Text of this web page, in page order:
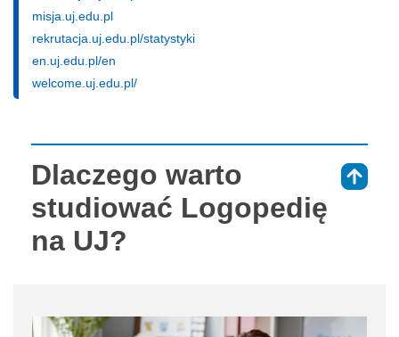
misja.uj.edu.pl
rekrutacja.uj.edu.pl/statystyki
en.uj.edu.pl/en
welcome.uj.edu.pl/
Dlaczego warto
studiować Logopedię
na UJ?